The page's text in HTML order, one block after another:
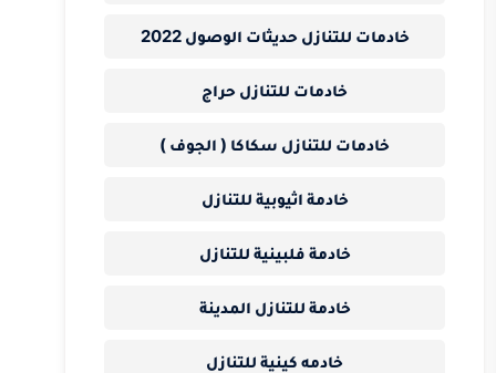
خادمات للتنازل حديثات الوصول 2022
خادمات للتنازل حراج
خادمات للتنازل سكاكا ( الجوف )
خادمة اثيوبية للتنازل
خادمة فلبينية للتنازل
خادمة للتنازل المدينة
خادمه كينية للتنازل